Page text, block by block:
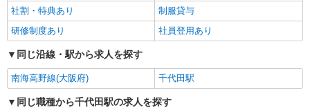
社割・特典あり
制服貸与
研修制度あり
社員登用あり
同じ沿線・駅から求人を探す
南海高野線(大阪府) 千代田駅
同じ職種から千代田駅の求人を探す